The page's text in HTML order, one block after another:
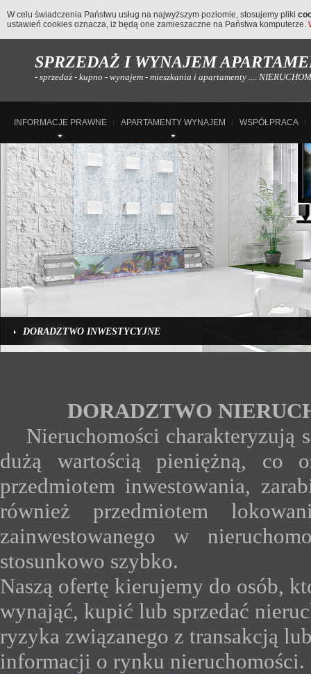
W celu świadczenia Państwu usług na najwyższym poziomie, stosujemy pliki
ustawień cookies oznacza, iż będą one zamieszaczne na Państwa komputerze.
SPRZEDAŻ I WYNAJEM
- sprzedaż - kupno - wynajem - mieszkania i apartamenty ....
INFORMACJE PRAWNE APARTAMENTY WYNAJEM WSPÓŁPRACA
DORADZTWO INWESTYCYJNE
DORADZTWO
Nieruchomości charakteryzują
dużą wartością pieniężną, co
przedmiotem inwestowania,
również przedmiotem
zainwestowanego w
stosunkowo szybko.
Naszą ofertę kierujemy do osób,
wynająć, kupić lub sprzedać
ryzyka związanego z transakcją
informacji o rynku nieruchomości.